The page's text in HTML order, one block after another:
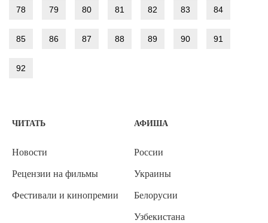
78 79 80 81 82 83 84
85 86 87 88 89 90 91
92
ЧИТАТЬ
Новости
Рецензии на фильмы
Фестивали и кинопремии
АФИША
России
Украины
Белорусии
Узбекистана